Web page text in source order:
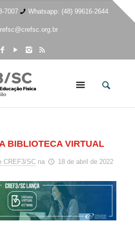
7007 Whatsapp: (48) 99616-2644
BIBLIOTECA VIRTUAL
CREF3/SC na 18 de abril de 2022